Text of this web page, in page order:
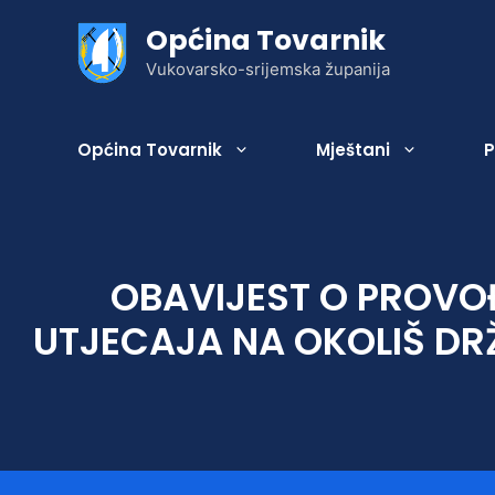
Općina Tovarnik
Vukovarsko-srijemska županija
Općina Tovarnik
Statut
Općinsko vijeće
Mještani
Gospodarenje otpadom
Komunalne djelatnosti
Gospodarska zona
Poljoprivreda
Geografski položaj
Povijest Općine
Zaželi – Brinemo o Vama!
OBAVIJEST O
UTJECAJA NA OKOLIŠ